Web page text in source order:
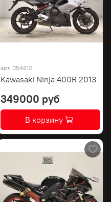
арт. 054812
Kawasaki Ninja 400R 2013
349000 руб
В корзину